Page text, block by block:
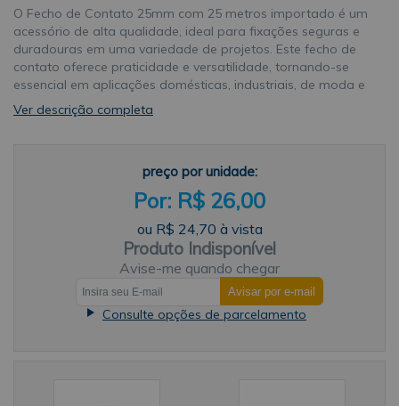
O Fecho de Contato 25mm com 25 metros importado é um
acessório de alta qualidade, ideal para fixações seguras e
duradouras em uma variedade de projetos. Este fecho de
contato oferece praticidade e versatilidade, tornando-se
essencial em aplicações domésticas, industriais, de moda e
artesanato. Com uma largura de 25mm e rolo de 25
metros, ele permite o uso prolongado em diversos projetos,
nylon, esse fecho de contato apresenta uma combinação de
resistência e durabilidade, que o diferencia no mercado.
Disponível nas cores preta e branca, ele pode ser utilizado
em materiais de diversas tonalidades, adaptando-se tanto
em aplicações de alto contraste quanto em opções mais
discretas e elegantes.Principais Características do Fecho de
Contato 25mm com 25 Metros Importado Alta Qualidade e
Durabilidade: Fabricado com materiais importados de
excelente qualidade, este fecho de contato é ideal para
Ver descrição completa
preço por unidade:
R$ 26,00
ou R$ 24,70 à vista
Produto Indisponível
Avise-me quando chegar
Consulte opções de parcelamento